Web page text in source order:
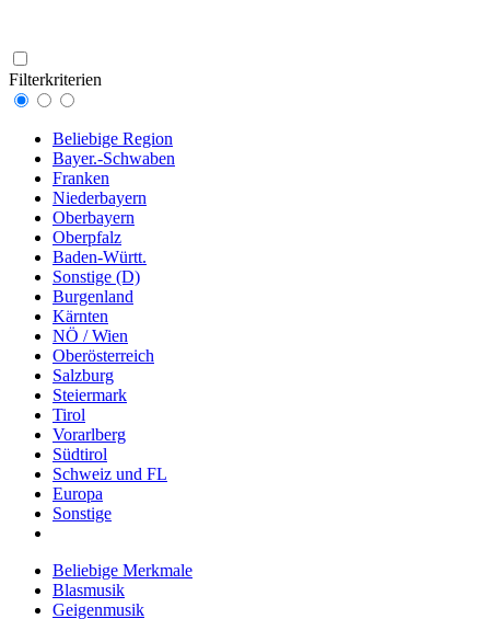
Filterkriterien
Beliebige Region
Bayer.-Schwaben
Franken
Niederbayern
Oberbayern
Oberpfalz
Baden-Württ.
Sonstige (D)
Burgenland
Kärnten
NÖ / Wien
Oberösterreich
Salzburg
Steiermark
Tirol
Vorarlberg
Südtirol
Schweiz und FL
Europa
Sonstige
Beliebige Merkmale
Blasmusik
Geigenmusik